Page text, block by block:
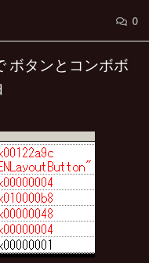
0
ボタンとコンボボ